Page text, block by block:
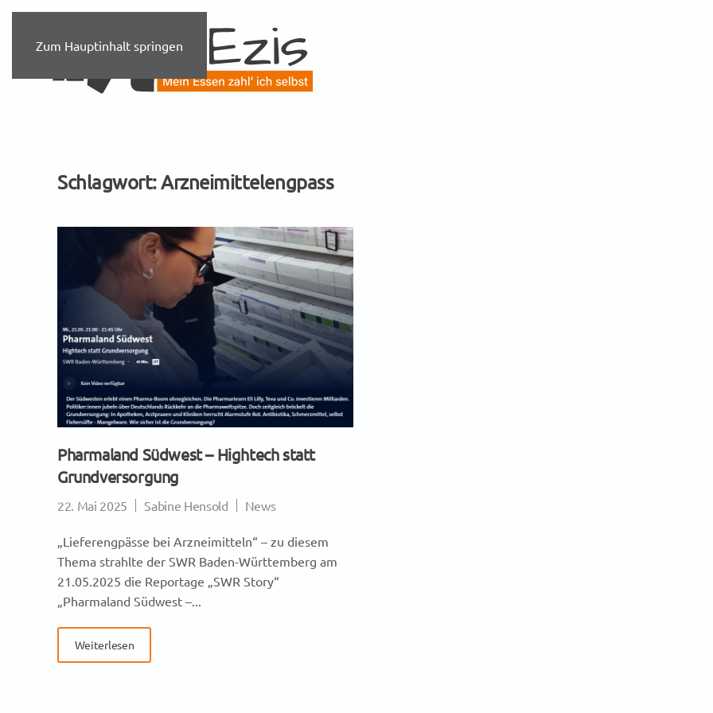
Zum Hauptinhalt springen
Schlagwort: Arzneimittelengpass
Pharmaland Südwest – Hightech statt
Grundversorgung
22. Mai 2025 Sabine Hensold News
„Lieferengpässe bei Arzneimitteln“ – zu diesem
Thema strahlte der SWR Baden-Württemberg am
21.05.2025 die Reportage „SWR Story“
„Pharmaland Südwest –...
Weiterlesen